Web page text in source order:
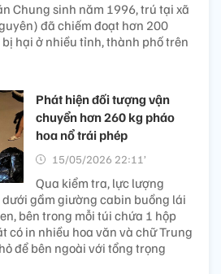
Chung sinh năm 1996, trú tại xã
đã chiếm đoạt hơn 200
hại ở nhiều tỉnh, thành phố trên
Phát hiện đối tượng vận
chuyển hơn 260 kg pháo
hoa nổ trái phép
15/05/2026 22:11’
Qua kiểm tra, lực lượng
gầm giường cabin buồng lái
bên trong mỗi túi chứa 1 hộp
có in nhiều hoa văn và chữ Trung
để bên ngoài với tổng trọng